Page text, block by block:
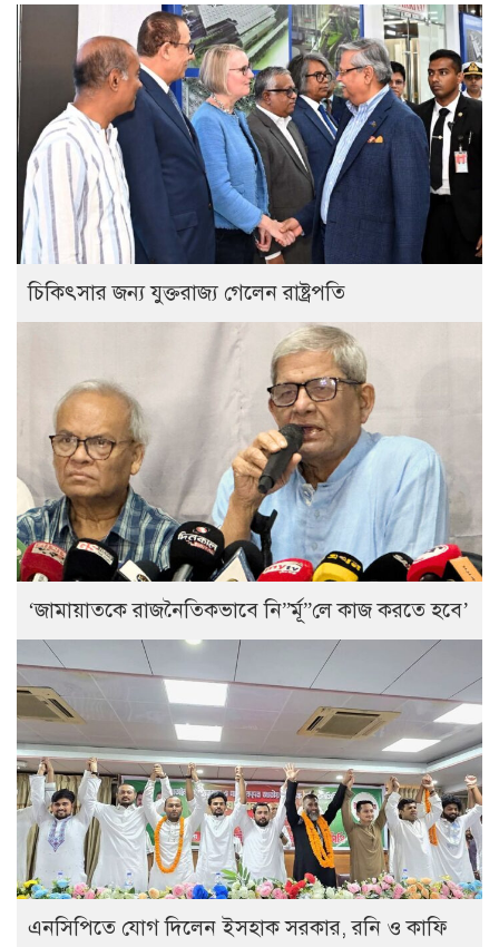
চিকিৎসার জন্য যুক্তরাজ্য গেলেন রাষ্ট্রপতি
‘জামায়াতকে রাজনৈতিকভাবে নি”র্মূ”লে কাজ করতে হবে’
এনসিপিতে যোগ দিলেন ইসহাক সরকার, রনি ও কাফি